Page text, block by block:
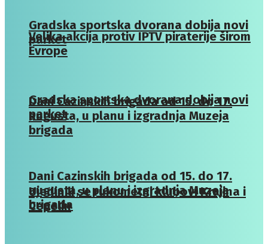
Gradska sportska dvorana dobija novi
parket
Dani Cazinskih brigada od 15. do 17.
augusta, u planu i izgradnja Muzeja
brigada
Ujedinili se rukometni klubovi Krajina i
Cepelin
Velika akcija protiv IPTV piraterije širom
Evrope
Gradska sportska dvorana dobija novi
parket
Dani Cazinskih brigada od 15. do 17.
augusta, u planu i izgradnja Muzeja
brigada